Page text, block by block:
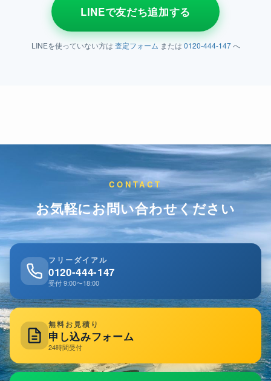
LINEで友だち追加する
LINEを使っていない方は 査定フォーム または 0120-444-147へ
CONTACT
お気軽にお問い合わせください
フリーダイアル
0120-444-147
受付 9:00〜18:00
無料お見積り
申し込みフォーム
24時間受付